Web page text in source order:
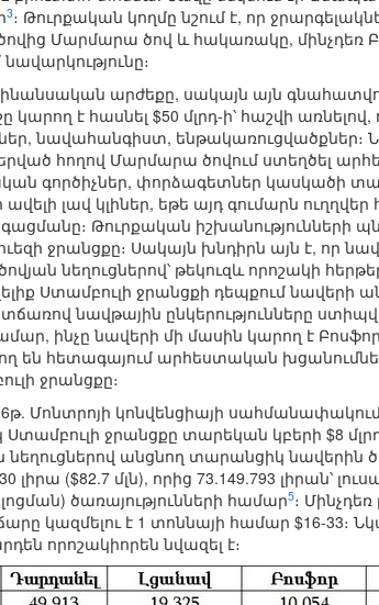
3։ Թուրքական կողմը նշում է, որ
Մարմարա ծով և հակառակը, մինչդեռ
արժեքը, սակայն այն
է հասնել $50 մլրդ-ի՝ հաշվի առնելով,
նավահանգիստ, ենթակառուցվածքներ։
հողով Մարմարա ծովում ստեղծել
գործիչներ, փորձագետներ կասկածի
լավ կլիներ, եթե այդ գումարն
Թուրքական իշխանությունների
ջրանցքը։ Սակայն խնդիրն այն է, որ
նեղուցներով՝ թեկուզև որոշակի
Ստամբուլի ջրանցքի դեպքում նավերի
նավթային ընկերությունները
ինչը նավերի մի մասին կարող է
են հետագայում արհեստական
ջրանցքը։
Մոնտրոյի կոնվենցիայի
Ստամբուլի ջրանցքը տարեկան կբերի $8
անցնող տարանցիկ նավերին
($82.7 մլն), որից 73.149.793 լիրան՝
ծառայությունների համար5։
կազմելու է 1 տոննայի համար $16-33։
որոշակիորեն նվազել է։